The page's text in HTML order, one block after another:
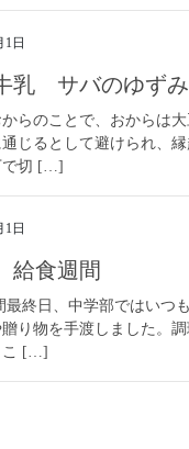
1日
乳 サバのゆず
らのことで、おからは
じるとして避けられ、
で切 […]
1日
食週間
終日、中学部ではいつ
り物を手渡しました。
こ […]